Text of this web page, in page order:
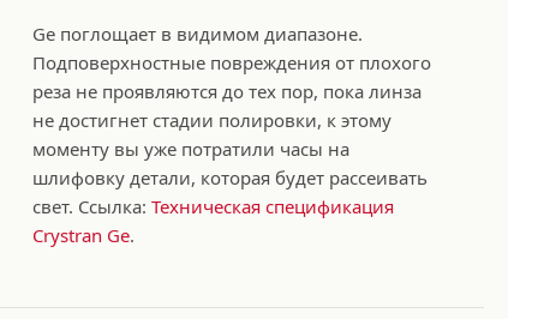
Ge поглощает в видимом диапазоне.
Подповерхностные повреждения от плохого
реза не проявляются до тех пор, пока линза
не достигнет стадии полировки, к этому
моменту вы уже потратили часы на
шлифовку детали, которая будет рассеивать
свет. Ссылка: Техническая спецификация
Crystran Ge.